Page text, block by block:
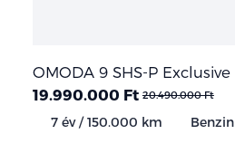
OMODA 9 SHS-P Exclusive
19.990.000 Ft 20.490.000 Ft
7 év / 150.000 km Benzin